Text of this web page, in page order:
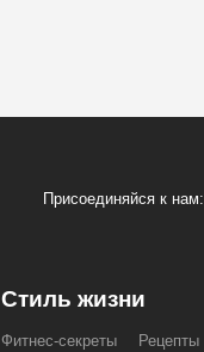
Присоединяйся к нам:
Стиль жизни
Фитнес-секреты Рецепты